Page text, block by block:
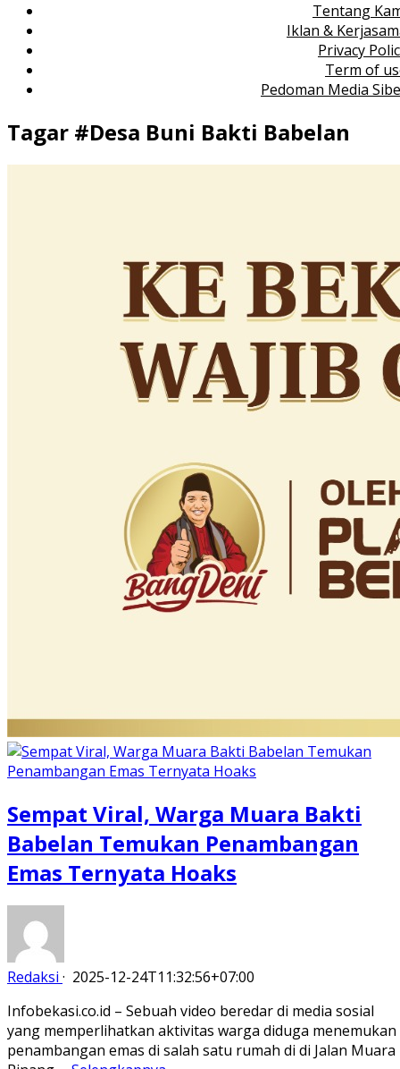
Tentang
Iklan &
Privacy
Term of
Pedoman Media
Tagar #Desa Buni Bakti Babelan
Sempat Viral, Warga Muara Bakti
Babelan Temukan Penambangan
Emas Ternyata Hoaks
Redaksi · 2025-12-24T11:32:56+07:00
Infobekasi.co.id – Sebuah video beredar di media sosial
yang memperlihatkan aktivitas warga diduga menemukan
penambangan emas di salah satu rumah di di Jalan Muara